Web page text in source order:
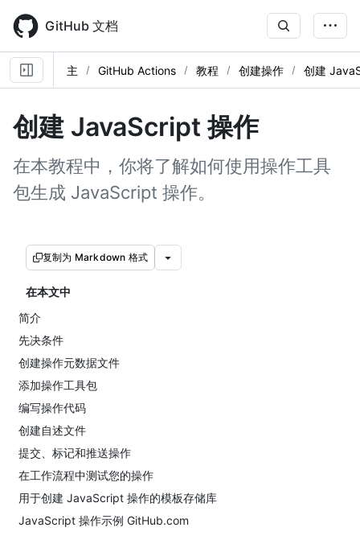
main
content
GitHub 文档
主 GitHub Actions 教程 创建操作 创建
创建 JavaScript 操作
在本教程中，你将了解如何使用操作工具
包生成 JavaScript 操作。
复制为 Markdown 格式
在本文中
简介
先决条件
创建操作元数据文件
添加操作工具包
编写操作代码
创建自述文件
提交、标记和推送操作
在工作流程中测试您的操作
用于创建 JavaScript 操作的模板存储库
JavaScript 操作示例 GitHub.com